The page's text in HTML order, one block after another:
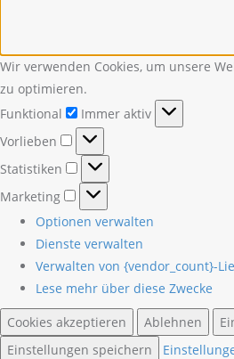
Wir verwenden Cookies, um unsere
zu optimieren.
Funktional
Funktional
Immer aktiv
Vorlieben
Vorlieben
Statistiken
Statistiken
Marketing
Marketing
Optionen verwalten
Dienste verwalten
Verwalten von {vendor_count}-
Lese mehr über diese Zwecke
Cookies akzeptieren
Ablehnen
Einstellungen speichern